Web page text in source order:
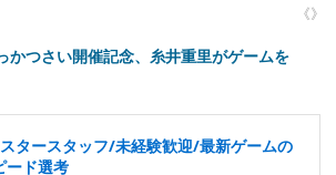
《》
かつさい開催記念、糸井重里がゲームを
タースタッフ/未経験歓迎/最新ゲームの
ード選考